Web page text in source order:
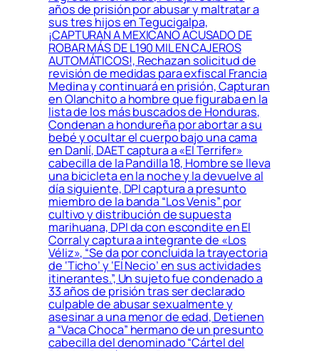
años de prisión por abusar y maltratar a
sus tres hijos en Tegucigalpa,
¡CAPTURAN A MEXICANO ACUSADO DE
ROBAR MÁS DE L190 MIL EN CAJEROS
AUTOMÁTICOS!, Rechazan solicitud de
revisión de medidas para exfiscal Francia
Medina y continuará en prisión, Capturan
en Olanchito a hombre que figuraba en la
lista de los más buscados de Honduras,
Condenan a hondureña por abortar a su
bebé y ocultar el cuerpo bajo una cama
en Danlí, DAET captura a «El Terrifer»
cabecilla de la Pandilla 18, Hombre se lleva
una bicicleta en la noche y la devuelve al
día siguiente, DPI captura a presunto
miembro de la banda “Los Venis” por
cultivo y distribución de supuesta
marihuana, DPI da con escondite en El
Corral y captura a integrante de «Los
Véliz», “Se da por concluida la trayectoria
de ‘Ticho’ y ‘El Necio’ en sus actividades
itinerantes.”, Un sujeto fue condenado a
33 años de prisión tras ser declarado
culpable de abusar sexualmente y
asesinar a una menor de edad, Detienen
a “Vaca Choca” hermano de un presunto
cabecilla del denominado “Cártel del